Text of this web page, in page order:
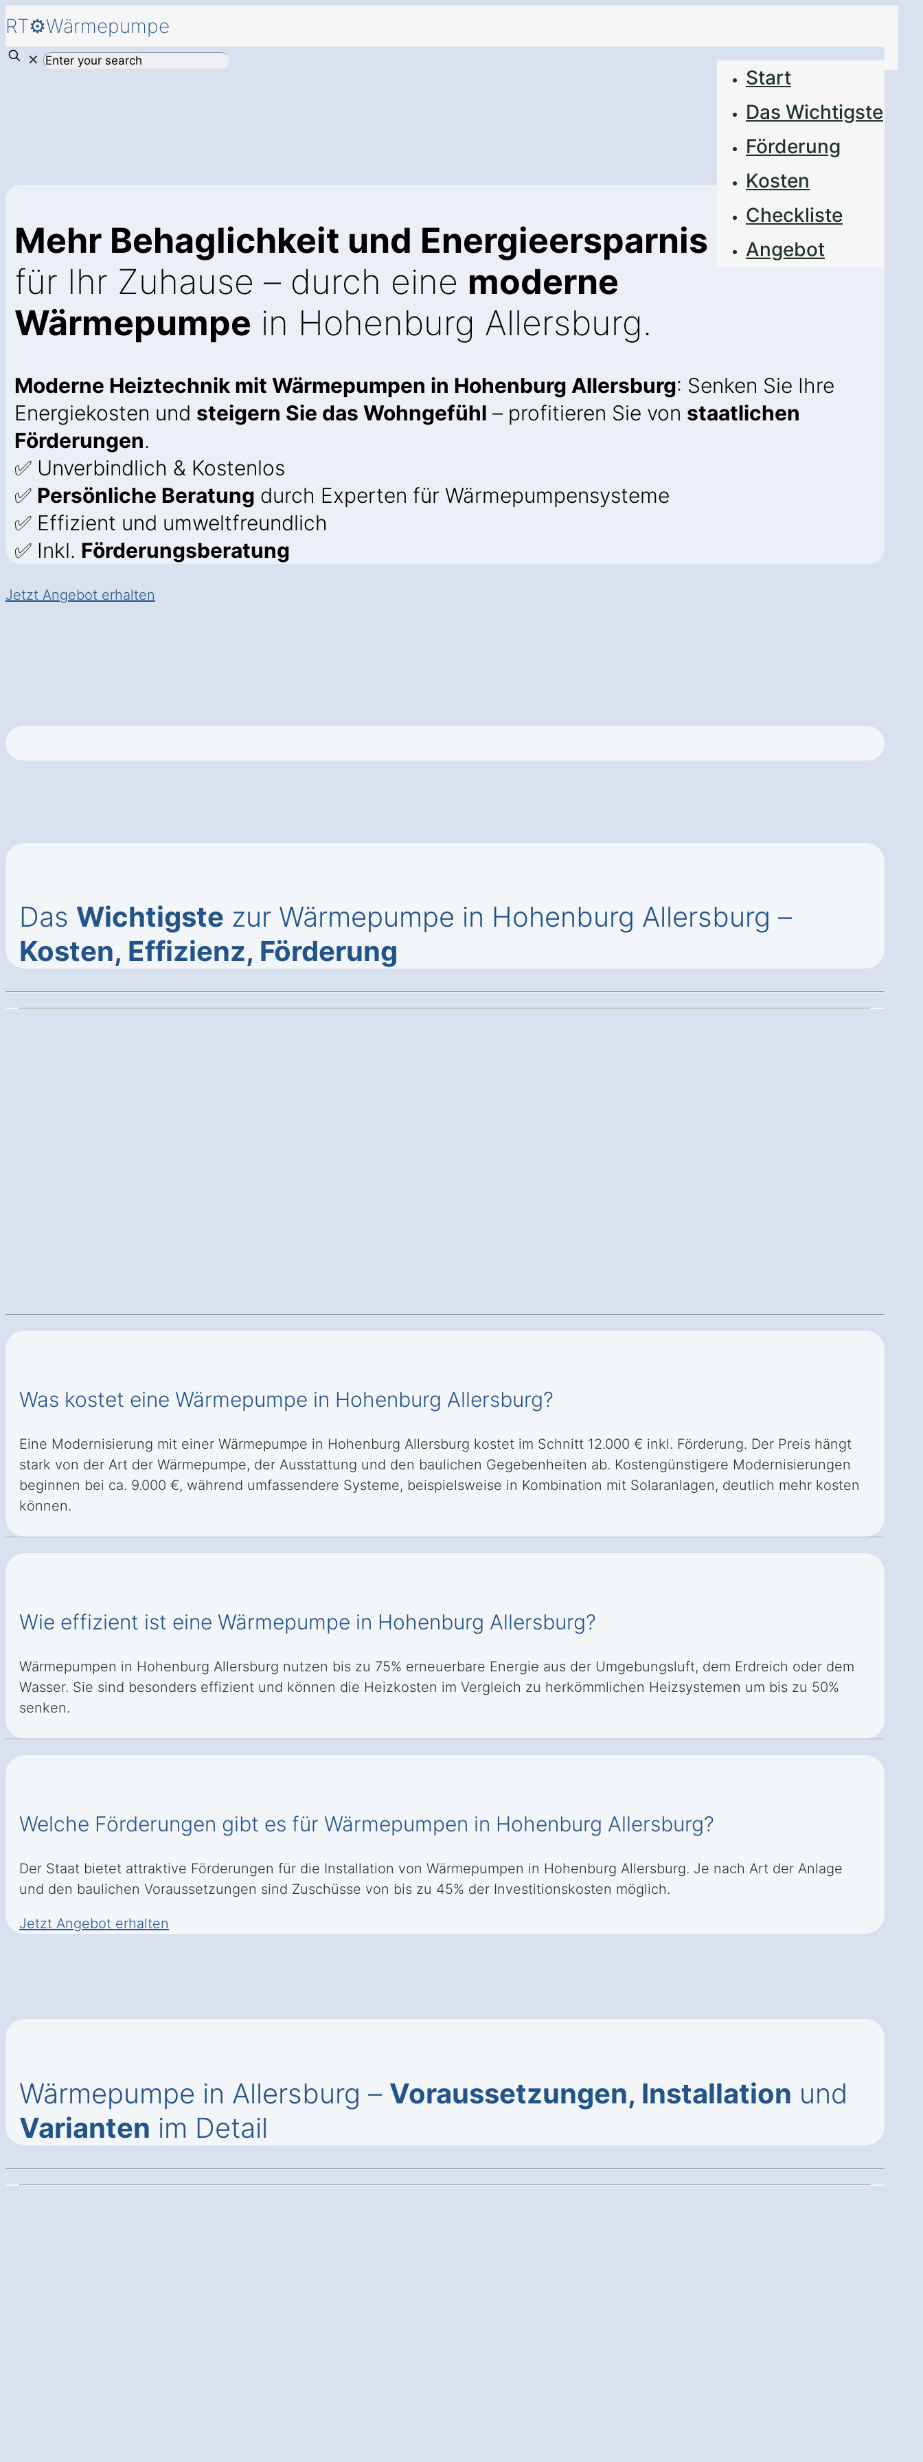
RT⚙️Wärmepumpe
Start
Das Wichtigste
Förderung
Kosten
Checkliste
Angebot
✕
Mehr Behaglichkeit und Energieersparnis
für Ihr Zuhause – durch eine moderne
Wärmepumpe in Hohenburg Allersburg.
Moderne Heiztechnik mit Wärmepumpen in Hohenburg Allersburg: Senken Sie Ihre
Energiekosten und steigern Sie das Wohngefühl – profitieren Sie von staatlichen
Förderungen.
✅ Unverbindlich & Kostenlos
✅ Persönliche Beratung durch Experten für Wärmepumpensysteme
✅ Effizient und umweltfreundlich
✅ Inkl. Förderungsberatung
Jetzt Angebot erhalten
Das Wichtigste zur Wärmepumpe in Hohenburg Allersburg –
Kosten, Effizienz, Förderung
Was kostet eine Wärmepumpe in Hohenburg Allersburg?
Eine Modernisierung mit einer Wärmepumpe in Hohenburg Allersburg kostet im Schnitt 12.000 € inkl. Förderung. Der Preis hängt
stark von der Art der Wärmepumpe, der Ausstattung und den baulichen Gegebenheiten ab. Kostengünstigere Modernisierungen
beginnen bei ca. 9.000 €, während umfassendere Systeme, beispielsweise in Kombination mit Solaranlagen, deutlich mehr kosten
können.
Wie effizient ist eine Wärmepumpe in Hohenburg Allersburg?
Wärmepumpen in Hohenburg Allersburg nutzen bis zu 75% erneuerbare Energie aus der Umgebungsluft, dem Erdreich oder dem
Wasser. Sie sind besonders effizient und können die Heizkosten im Vergleich zu herkömmlichen Heizsystemen um bis zu 50%
senken.
Welche Förderungen gibt es für Wärmepumpen in Hohenburg Allersburg?
Der Staat bietet attraktive Förderungen für die Installation von Wärmepumpen in Hohenburg Allersburg. Je nach Art der Anlage
und den baulichen Voraussetzungen sind Zuschüsse von bis zu 45% der Investitionskosten möglich.
Jetzt Angebot erhalten
Wärmepumpe in Allersburg – Voraussetzungen, Installation und
Varianten im Detail